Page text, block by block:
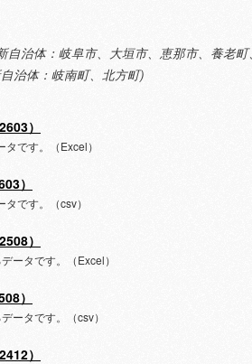
治体：岐阜市、大垣市、恵那市、養老
治体：岐南町、北方町)
）
です。（Excel）
）
です。（csv）
）
ータです。（Excel）
）
ータです。（csv）
）